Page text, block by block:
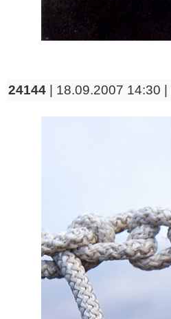
24144 | 18.09.2007 14:30 |